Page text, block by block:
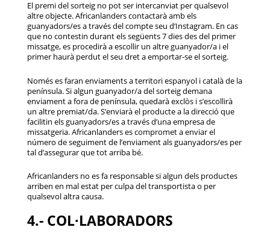
El premi del sorteig no pot ser intercanviat per qualsevol
altre objecte. Africanlanders contactarà amb els
guanyadors/es a través del compte seu d’Instagram. En cas
que no contestin durant els següents 7 dies des del primer
missatge, es procedirà a escollir un altre guanyador/a i el
primer haurà perdut el seu dret a emportar-se el sorteig.
Només es faran enviaments a territori espanyol i català de la
península. Si algun guanyador/a del sorteig demana
enviament a fora de península, quedarà exclòs i s’escollirà
un altre premiat/da. S’enviarà el producte a la direcció que
facilitin els guanyadors/es a través d’una empresa de
missatgeria. Africanlanders es compromet a enviar el
número de seguiment de l’enviament als guanyadors/es per
tal d’assegurar que tot arriba bé.
Africanlanders no es fa responsable si algun dels productes
arriben en mal estat per culpa del transportista o per
qualsevol altra causa.
4.- COL·LABORADORS